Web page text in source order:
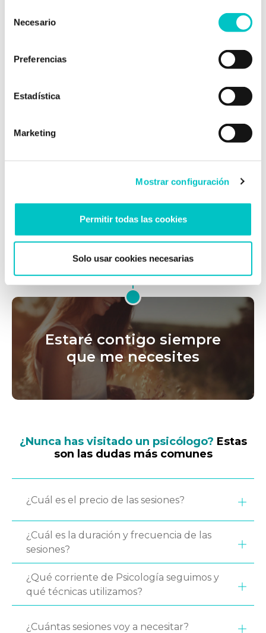
Necesario
Preferencias
Estadística
Marketing
Mostrar configuración
Permitir todas las cookies
Solo usar cookies necesarias
Comprende: el primer
Estaré contigo siempre
que me necesites
¿Nunca has visitado un psicólogo? Estas
son las dudas más comunes
¿Cuál es el precio de las sesiones?
¿Cuál es la duración y frecuencia de las
sesiones?
¿Qué corriente de Psicología seguimos y
qué técnicas utilizamos?
¿Cuántas sesiones voy a necesitar?